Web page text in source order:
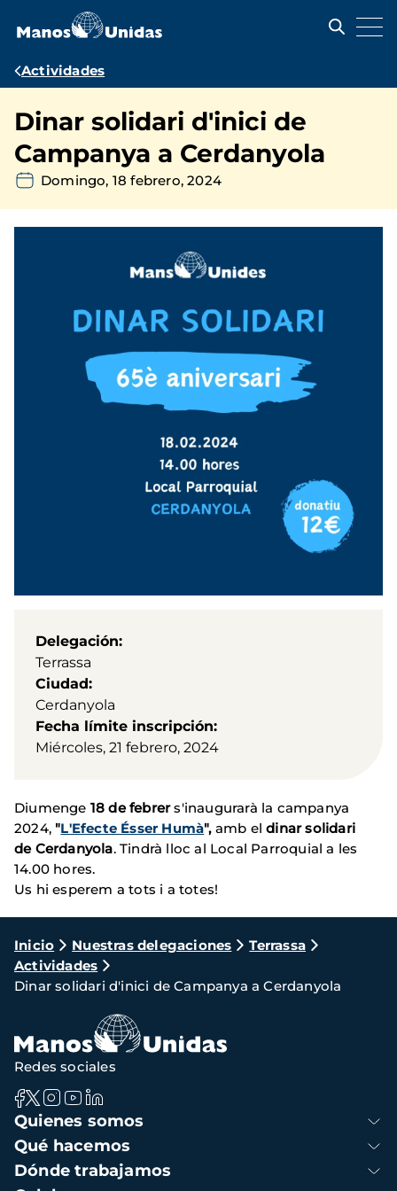
contenido
Ruta
navegación
Actividades
Dinar solidari d'inici de
Campanya a Cerdanyola
Domingo, 18 febrero, 2024
Delegación
Terrassa
Ciudad
Cerdanyola
Fecha límite inscripción
Miércoles, 21 febrero, 2024
Diumenge 18 de febrers'inaugurarà la campanya
2024, "L'Efecte Ésser Humà",amb eldinar solidari
de Cerdanyola. Tindrà lloc al Local Parroquial a les
14.00 hores.
Us hi esperem a tots i a totes!
Ruta
de
navegación
Inicio Nuestras delegaciones
Terrassa
Actividades
Dinar solidari d'inici de Campanya a Cerdanyola
Navegación
principal
Quienes somos
Qué hacemos
Dónde trabajamos
Redes sociales